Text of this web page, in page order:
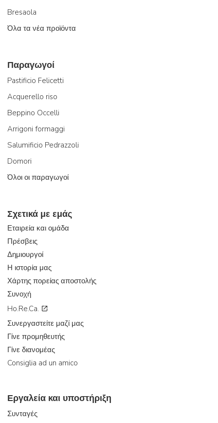
Bresaola
Όλα τα νέα προϊόντα
Παραγωγοί
Pastificio Felicetti
Acquerello riso
Beppino Occelli
Arrigoni formaggi
Salumificio Pedrazzoli
Domori
Όλοι οι παραγωγοί
Σχετικά με εμάς
Εταιρεία και ομάδα
Πρέσβεις
Δημιουργοί
Η ιστορία μας
Χάρτης πορείας αποστολής
Συνοχή
Ho.Re.Ca.
Συνεργαστείτε μαζί μας
Γίνε προμηθευτής
Γίνε διανομέας
Consiglia ad un amico
Εργαλεία και υποστήριξη
Συνταγές